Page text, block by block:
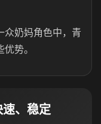
众奶妈角色中，青
势。
、稳定